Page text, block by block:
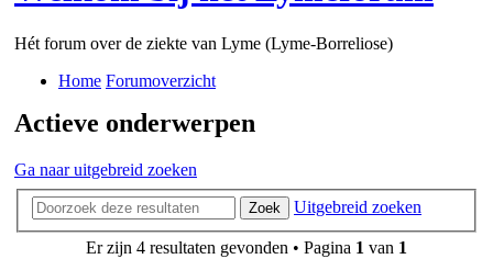
Hét forum over de ziekte van Lyme (Lyme-Borreliose)
Home Forumoverzicht
Actieve onderwerpen
Ga naar uitgebreid zoeken
Zoek Uitgebreid zoeken
Er zijn 4 resultaten gevonden • Pagina 1 van 1